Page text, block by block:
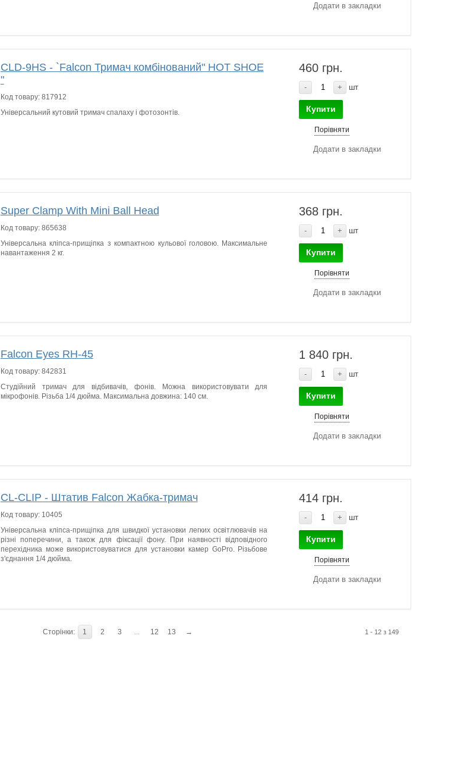
Додати в закладки
CLD-9HS - `Falcon Тримач комбінований" HOT SHOE
"
Код товару: 817912
Універсальний кутовий тримач спалаху і фотозонтів.
460 грн.
- + шт
Купити
Порівняти
Додати в закладки
Super Clamp With Mini Ball Head
Код товару: 865638
Універсальна кліпса-прищіпка з компактною кульової головою. Максимальне
навантаження 2 кг.
368 грн.
- + шт
Купити
Порівняти
Додати в закладки
Falcon Eyes RH-45
Код товару: 842831
Студійний тримач для відбивачів, фонів. Можна використовувати для
мікрофонів. Різьба 1/4 дюйма. Максимальна довжина: 140 см.
1 840 грн.
- + шт
Купити
Порівняти
Додати в закладки
CL-CLIP - Штатив Falcon Жабка-тримач
Код товару: 10405
Універсальна кліпса-прищіпка для швидкої установки легких освітлювачів на
різні поперечини, а також для фіксації фону. При наявності відповідного
перехідника може використовуватися для установки камер GoPro. Різьбове
з'єднання 1/4 дюйма.
414 грн.
- + шт
Купити
Порівняти
Додати в закладки
1 - 12 з 149
Сторінки: 1 2 3 ... 12 13 →